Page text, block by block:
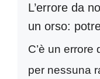
L’errore da
un orso:
C’è un errore
per nessuna